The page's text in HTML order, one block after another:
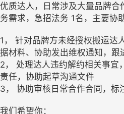
优质达人，日常涉及大量品牌合
务需求，急招法务 1名，主要协
1， 针对品牌方未经授权搬运达
据材料、协助发出维权通知，跟
2， 处理达人违约解约相关事宜
责任，协助起草沟通文件
3， 协助审核日常合作合同，标
我们希望你：